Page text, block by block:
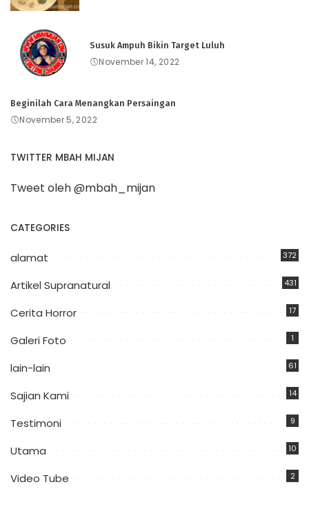
Susuk Ampuh Bikin Target Luluh
November 14, 2022
Beginilah Cara Menangkan Persaingan
November 5, 2022
TWITTER MBAH MIJAN
Tweet oleh @mbah_mijan
CATEGORIES
alamat 372
Artikel Supranatural 431
Cerita Horror 17
Galeri Foto 1
lain-lain 61
Sajian Kami 14
Testimoni 9
Utama 10
Video Tube 2